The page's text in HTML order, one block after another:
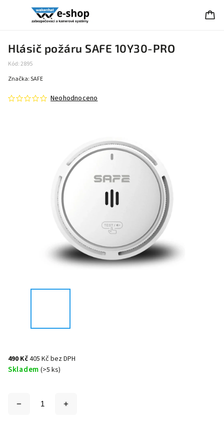
Hlásič požáru SAFE 10Y30-PRO
Kód:2895
Neohodnoceno
Značka:SAFE
490 Kč405 Kč bez DPH
Skladem (>5 ks)